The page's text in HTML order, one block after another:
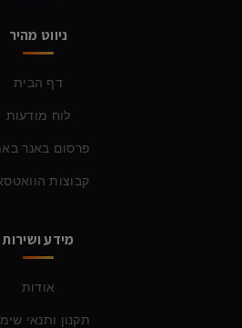
ניווט מהיר
דף הבית
לוח מודעות
פרסום באנר
קבוצות
מידע ושירות
אודות
תקנון ותנאי